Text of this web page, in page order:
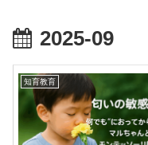
2025-09
知育教育